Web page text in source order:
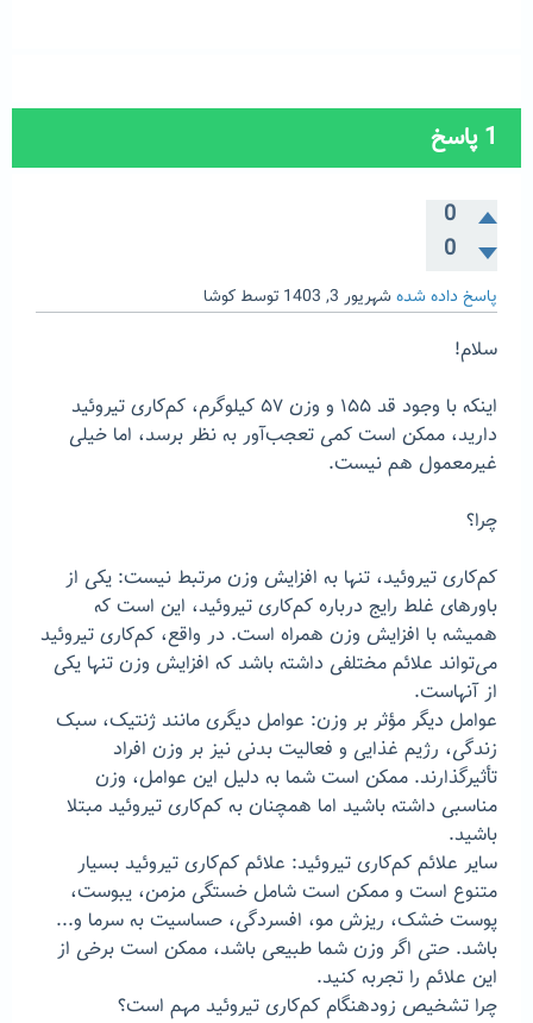
1پاسخ
0
0
پاسخ داده شده شهریور 3, 1403 توسط کوشا
سلام!
اینکه با وجود قد ۱۵۵ و وزن ۵۷ کیلوگرم، کم‌کاری تیروئید
دارید، ممکن است کمی تعجب‌آور به نظر برسد، اما خیلی
غیرمعمول هم نیست.
چرا؟
کم‌کاری تیروئید، تنها به افزایش وزن مرتبط نیست: یکی از
باورهای غلط رایج درباره کم‌کاری تیروئید، این است که
همیشه با افزایش وزن همراه است. در واقع، کم‌کاری تیروئید
می‌تواند علائم مختلفی داشته باشد که افزایش وزن تنها یکی
از آنهاست.
عوامل دیگر مؤثر بر وزن: عوامل دیگری مانند ژنتیک، سبک
زندگی، رژیم غذایی و فعالیت بدنی نیز بر وزن افراد
تأثیرگذارند. ممکن است شما به دلیل این عوامل، وزن
مناسبی داشته باشید اما همچنان به کم‌کاری تیروئید مبتلا
باشید.
سایر علائم کم‌کاری تیروئید: علائم کم‌کاری تیروئید بسیار
متنوع است و ممکن است شامل خستگی مزمن، یبوست،
پوست خشک، ریزش مو، افسردگی، حساسیت به سرما و...
باشد. حتی اگر وزن شما طبیعی باشد، ممکن است برخی از
این علائم را تجربه کنید.
چرا تشخیص زودهنگام کم‌کاری تیروئید مهم است؟